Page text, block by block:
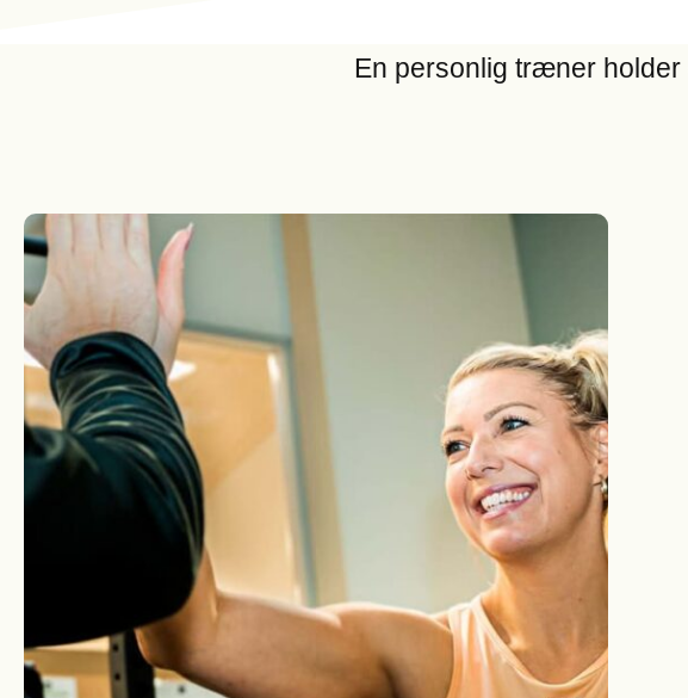
En personlig træner holder